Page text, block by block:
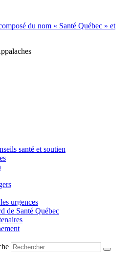
santé et soutien
urgences
de Santé Québec